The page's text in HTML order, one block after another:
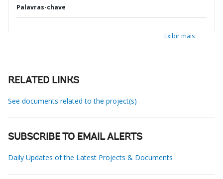
Palavras-chave
Exibir mais
RELATED LINKS
See documents related to the project(s)
SUBSCRIBE TO EMAIL ALERTS
Daily Updates of the Latest Projects & Documents